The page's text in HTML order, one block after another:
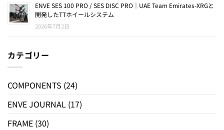
ENVE SES 100 PRO / SES DISC PRO｜UAE Team Emirates-XRGと
開発したTTホイールシステム
2026年7月2日
カテゴリー
COMPONENTS (24)
ENVE JOURNAL (17)
FRAME (30)